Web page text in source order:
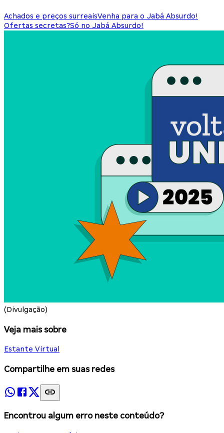
Achados e preços surreaisVenha para o Jabá Absurdo!
Ofertas secretas?Só no Jabá Absurdo!
(Divulgação)
Veja mais sobre
Estante Virtual
Compartilhe em suas redes
Encontrou algum erro neste conteúdo?